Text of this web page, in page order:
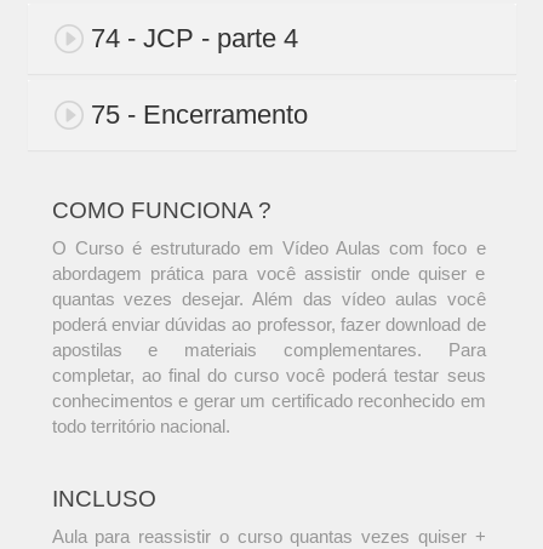
74 - JCP - parte 4
75 - Encerramento
COMO FUNCIONA ?
O Curso é estruturado em Vídeo Aulas com foco e
abordagem prática para você assistir onde quiser e
quantas vezes desejar. Além das vídeo aulas você
poderá enviar dúvidas ao professor, fazer download de
apostilas e materiais complementares. Para
completar, ao final do curso você poderá testar seus
conhecimentos e gerar um certificado reconhecido em
todo território nacional.
INCLUSO
Aula para reassistir o curso quantas vezes quiser +